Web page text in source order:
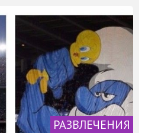
РАЗВЛЕЧЕНИЯ